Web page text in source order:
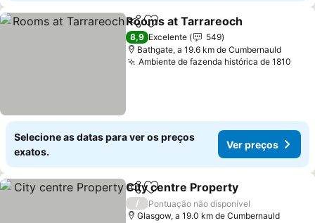
PartilharAdicionar aos favoritos
Rooms at Tarrareoch
8,9 Excelente
549
Bathgate, a 19.6 km de Cumbernauld
Ambiente de fazenda histórica de 1810
Selecione as datas para ver os preços
exatos.
Ver preços
PartilharAdicionar aos favoritos
City centre Property
/
Pontuação não disponível
Glasgow, a 19.0 km de Cumbernauld